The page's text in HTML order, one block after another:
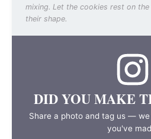
mixing. Let the cookies rest on
their shape.
DID YOU MAKE
Share a photo and tag us —
you've